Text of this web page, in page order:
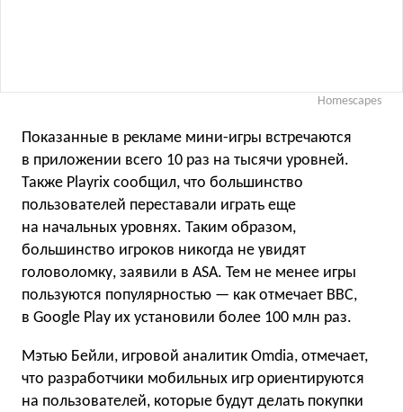
Homescapes
Показанные в рекламе мини-игры встречаются
в приложении всего 10 раз на тысячи уровней.
Также Playrix сообщил, что большинство
пользователей переставали играть еще
на начальных уровнях. Таким образом,
большинство игроков никогда не увидят
головоломку, заявили в ASA. Тем не менее игры
пользуются популярностью — как отмечает BBC,
в Google Play их установили более 100 млн раз.
Мэтью Бейли, игровой аналитик Omdia, отмечает,
что разработчики мобильных игр ориентируются
на пользователей, которые будут делать покупки